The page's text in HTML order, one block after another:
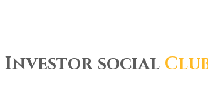
Investor social